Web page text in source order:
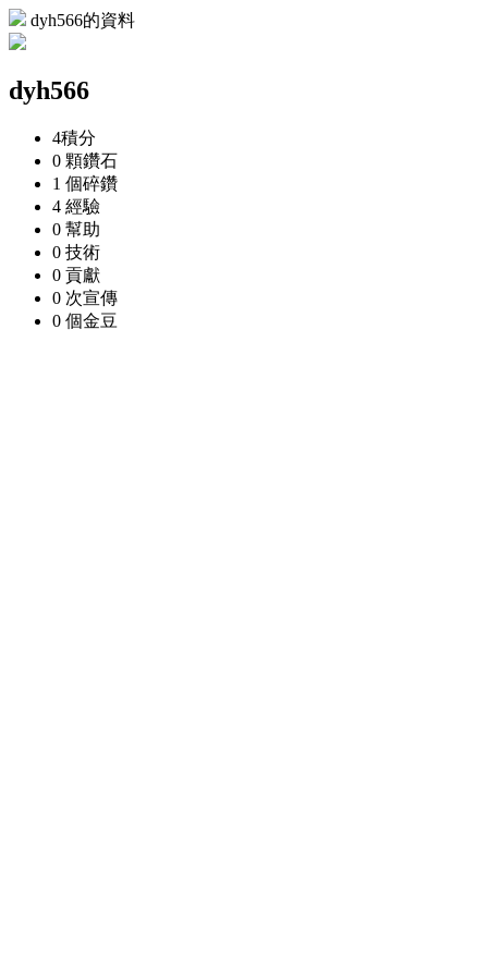
dyh566的資料
dyh566
4積分
0 顆鑽石
1 個碎鑽
4 經驗
0 幫助
0 技術
0 貢獻
0 次宣傳
0 個金豆